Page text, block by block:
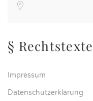
§ Rechtstexte
Impressum
Datenschutzerklärung